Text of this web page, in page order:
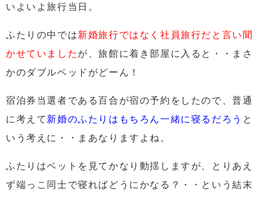
いよいよ旅行当日。
ふたりの中では新婚旅行ではなく社員旅行だと言い聞
かせていました が、旅館に着き部屋に入ると・・ まさ
かのダブルベッドがどーん！
宿泊券当選者である百合が宿の予約をしたので、普通
に考えて 新婚のふたりはもちろん一緒に寝るだろう と
いう考えに・・まあなりますよね。
ふたりはベットを見てかなり動揺しますが、
とりあえ
ず端っこ同士で寝ればどうにかなる？
・・という結末